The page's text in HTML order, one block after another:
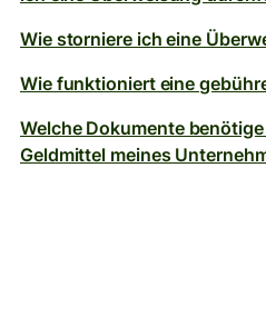
Wie storniere ich eine
Wie funktioniert eine
Welche Dokumente
Geldmittel meines